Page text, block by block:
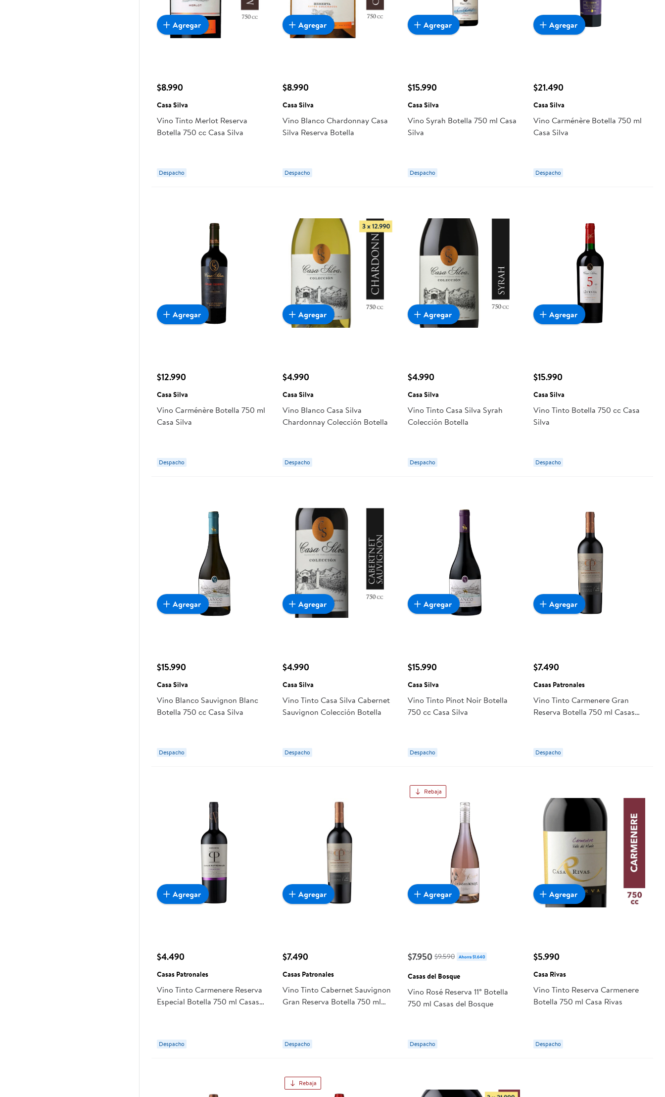
$8.990
Casa Silva
Vino Tinto Merlot Reserva
Botella 750 cc Casa Silva
Despacho
Agregar
$8.990
Casa Silva
Vino Blanco Chardonnay Casa
Silva Reserva Botella
Despacho
Agregar
$15.990
Casa Silva
Vino Syrah Botella 750 ml Casa
Silva
Despacho
Agregar
$21.490
Casa Silva
Vino Carménère Botella 750 ml
Casa Silva
Despacho
Agregar
$12.990
Casa Silva
Vino Carménère Botella 750 ml
Casa Silva
Despacho
Agregar
$4.990
Casa Silva
Vino Blanco Casa Silva
Chardonnay Colección Botella
Despacho
Agregar
$4.990
Casa Silva
Vino Tinto Casa Silva Syrah
Colección Botella
Despacho
Agregar
$15.990
Casa Silva
Vino Tinto Botella 750 cc Casa
Silva
Despacho
Agregar
$15.990
Casa Silva
Vino Blanco Sauvignon Blanc
Botella 750 cc Casa Silva
Despacho
Agregar
$4.990
Casa Silva
Vino Tinto Casa Silva Cabernet
Sauvignon Colección Botella
Despacho
Agregar
$15.990
Casa Silva
Vino Tinto Pinot Noir Botella
750 cc Casa Silva
Despacho
Agregar
$7.490
Casas Patronales
Vino Tinto Carmenere Gran
Reserva Botella 750 ml Casas
Despacho
Agregar
$4.490
Casas Patronales
Vino Tinto Carmenere Reserva
Especial Botella 750 ml Casas
Despacho
Agregar
$7.490
Casas Patronales
Vino Tinto Cabernet Sauvignon
Gran Reserva Botella 750 ml
Despacho
Agregar
Rebaja
$7.950 $9.590 Ahorra $1.640
Casas del Bosque
Vino Rosé Reserva 11° Botella
750 ml Casas del Bosque
Despacho
Agregar
$5.990
Casa Rivas
Vino Tinto Reserva Carmenere
Botella 750 ml Casa Rivas
Despacho
Agregar
Rebaja